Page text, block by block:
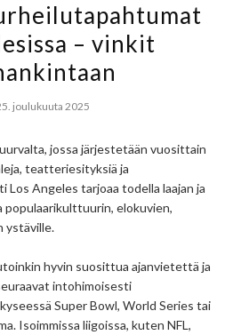
– vinkit
joulukuuta 2025
jossa järjestetään vuosittain
teatteriesityksiä ja
Angeles tarjoaa todella laajan ja
populaarikulttuurin, elokuvien,
ystäville.
hyvin suosittua ajanvietettä ja
intohimoisesti
Super Bowl, World Series tai
Isoimmissa liigoissa, kuten NFL,